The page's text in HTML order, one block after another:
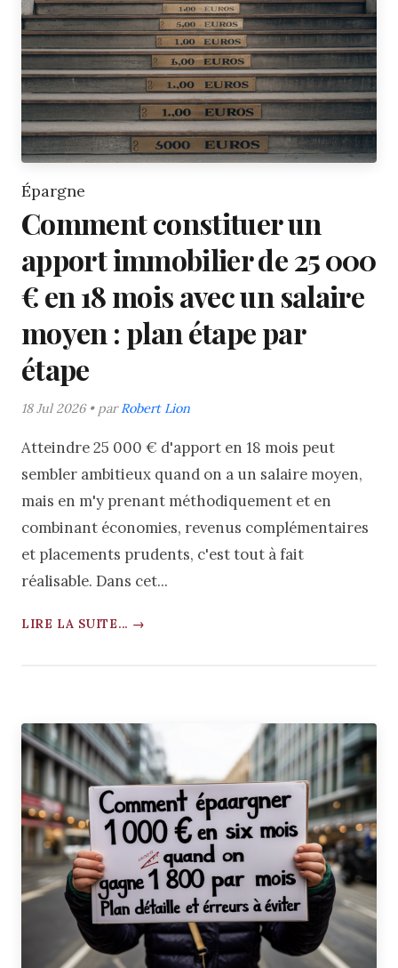
Épargne
Comment constituer un
apport immobilier de 25 000
€ en 18 mois avec un salaire
moyen : plan étape par
étape
18 Jul 2026 • parRobert Lion
Atteindre 25 000 € d'apport en 18 mois peut
sembler ambitieux quand on a un salaire moyen,
mais en m'y prenant méthodiquement et en
combinant économies, revenus complémentaires
et placements prudents, c'est tout à fait
réalisable. Dans cet...
LIRE LA SUITE... →